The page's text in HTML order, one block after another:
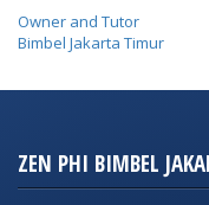
Owner and Tutor
Bimbel Jakarta Timur
ZEN PHI BIMBEL